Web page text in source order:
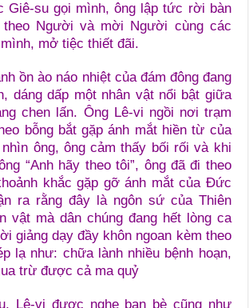
Giê-su gọi mình, ông lập tức rời bàn
Người và mời Người cùng các
mở tiệc thiết đãi.
ồn ào náo nhiệt của đám đông đang
dáng dấp một nhân vật nổi bật giữa
chen lấn. Ông Lê-vi ngồi nơi trạm
bỗng bắt gặp ánh mắt hiền từ của
ông, ông cảm thấy bối rối và khi
“Anh hãy theo tôi”, ông đã đi theo
khắc gặp gỡ ánh mắt của Đức
ra rằng đây là ngôn sứ của Thiên
vật mà dân chúng đang hết lòng ca
giảng dạy đầy khôn ngoan kèm theo
lạ như: chữa lành nhiều bệnh hoạn,
trừ được cả ma quỷ
Lê-vi được nghe bạn bè cũng như